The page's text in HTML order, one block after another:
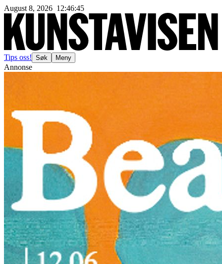
August 8, 2026 12:46:47
Tips oss! Søk Meny
Annonse